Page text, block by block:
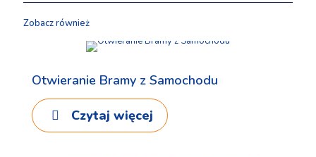
Zobacz również
Otwieranie Bramy z Samochodu
Czytaj więcej